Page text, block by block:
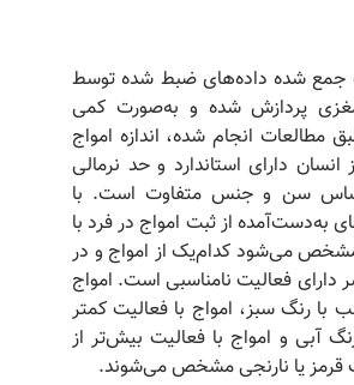
جمع شده داده‌های ضبط شده توسط
پردازش شده و به‌صورت کمی
مطالعات انجام شده، اندازه امواج
دارای استاندارد و حد نرمالی
سن و جنس متفاوت است. با
به‌دست‌آمده از ثبت امواج در فرد با
مشخص می‌شود کدام‌یک از امواج و در
دارای فعالیت نامناسبی است. امواج
با رنگ سبز، امواج با فعالیت کمتر
آبی و امواج با فعالیت بیش‌تر از
قرمز یا نارنجی مشخص می‌شوند.